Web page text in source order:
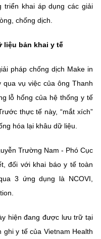
triển khai áp dụng các giải
chống dịch.
liệu bản khai y tế
pháp chống dịch Make in
vụ việc của ông Thanh
lỗ hổng của hệ thống y tế
thực tế này, “mắt xích”
hóa lại khâu dữ liệu.
Trường Nam - Phó Cục
đối với khai báo y tế toàn
3 ứng dụng là NCOVI,
hiện đang được lưu trữ tại
y tế của Vietnam Health